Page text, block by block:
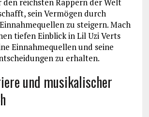
sein Vermögen durch
zu steigern. Mach
tiefen Einblick in Lil Uzi Verts
Einnahmequellen und seine
zu erhalten.
und musikalischer